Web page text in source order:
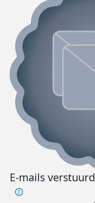
E-mails verstuurd